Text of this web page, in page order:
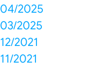
04/2025
03/2025
12/2021
11/2021